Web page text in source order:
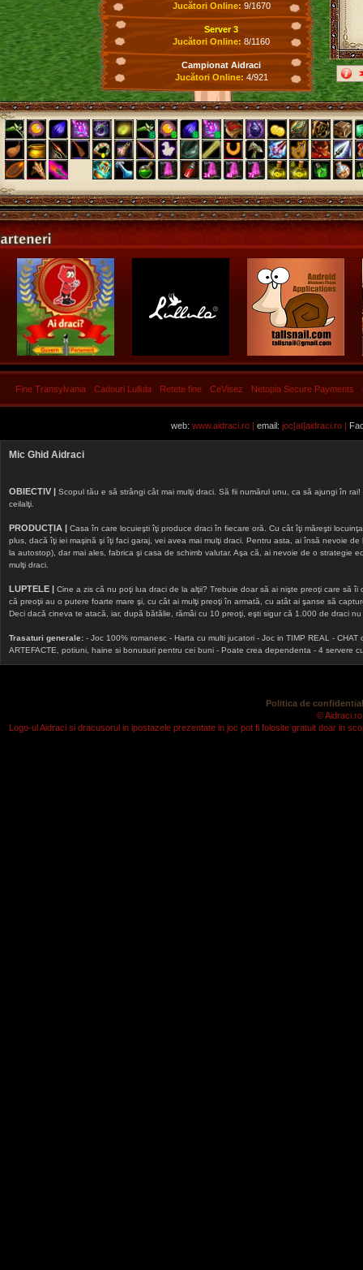
Jucători Online: 9/1670
Server 3
Jucători Online: 8/1160
Campionat Aidraci
Jucători Online: 4/921
Fine Transylvania Cadouri Lullula Retete fine CeVisez Netopia Secure Payments
web: www.aidraci.ro | email: joc[at]aidraci.ro |
Mic Ghid Aidraci
OBIECTIV | Scopul tău e să strângi cât mai mulţi draci. Să fii numărul unu, ca să ajungi în
ceilalţi.
PRODUCȚIA | Casa în care locuieşti îţi produce draci în fiecare oră. Cu cât îţi măreşti
plus, dacă îţi iei maşină şi îţi faci garaj, vei avea mai mulţi draci. Pentru asta, ai însă nevoie
la autostop), dar mai ales, fabrica şi casa de schimb valutar. Aşa că, ai nevoie de o strategie
mulţi draci.
LUPTELE | Cine a zis că nu poţi lua draci de la alţii? Trebuie doar să ai nişte preoţi care să
că preoţii au o putere foarte mare şi, cu cât ai mulţi preoţi în armată, cu atât ai şanse să
Deci dacă cineva te atacă, iar, după bătălie, rămâi cu 10 preoţi, eşti sigur că 1.000 de draci
Trasaturi generale: - Joc 100% romanesc - Harta cu multi jucatori - Joc in TIMP REAL -
ARTEFACTE, potiuni, haine si bonusuri pentru cei buni - Poate crea dependenta - 4 servere
Politica de
©
Logo-ul Aidraci si dracusorul in ipostazele prezentate in joc pot fi folosite gratuit doar in